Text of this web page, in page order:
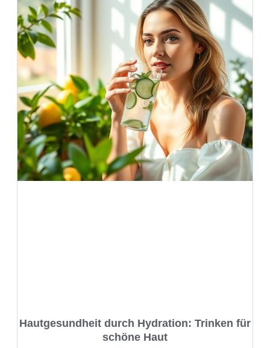
Hautgesundheit durch Hydration: Trinken für
schöne Haut